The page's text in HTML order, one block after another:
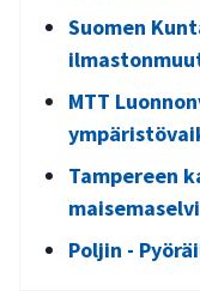
Suomen
MTT
Tampereen
Poljin -